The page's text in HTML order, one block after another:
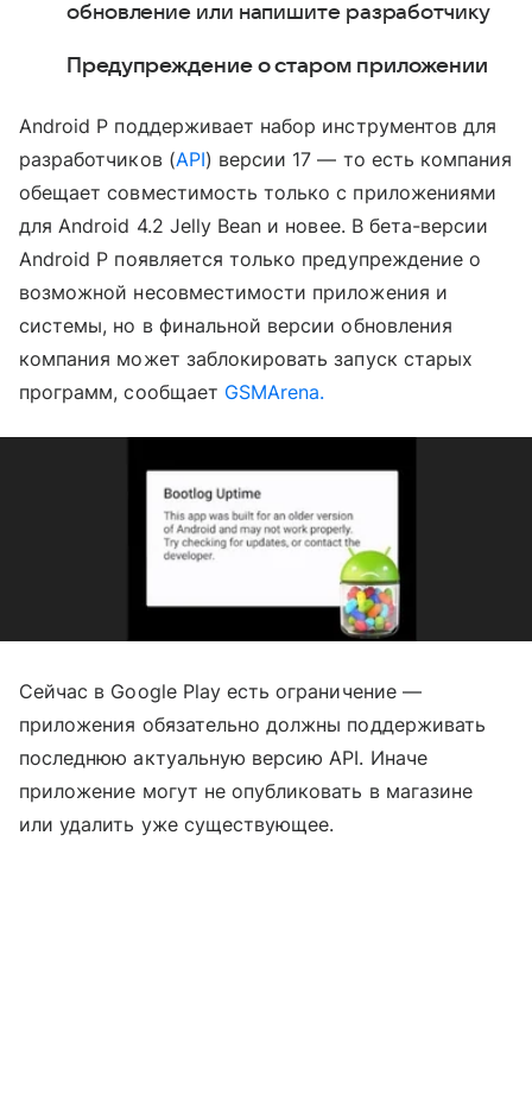
обновление или напишите разработчику
Предупреждение о старом приложении
Android P поддерживает набор инструментов для
разработчиков (API) версии 17 — то есть компания
обещает совместимость только с приложениями
для Android 4.2 Jelly Bean и новее. В бета-версии
Android P появляется только предупреждение о
возможной несовместимости приложения и
системы, но в финальной версии обновления
компания может заблокировать запуск старых
программ, сообщает GSMArena.
Сейчас в Google Play есть ограничение —
приложения обязательно должны поддерживать
последнюю актуальную версию API. Иначе
приложение могут не опубликовать в магазине
или удалить уже существующее.